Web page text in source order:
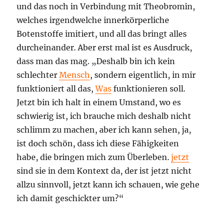
und das noch in Verbindung mit Theobromin,
welches irgendwelche innerkörperliche
Botenstoffe imitiert, und all das bringt alles
durcheinander. Aber erst mal ist es Ausdruck,
dass man das mag. „Deshalb bin ich kein
schlechterMensch, sondern eigentlich, in mir
funktioniert all das,Was funktionieren soll.
Jetzt bin ich halt in einem Umstand, wo es
schwierig ist, ich brauche mich deshalb nicht
schlimm zu machen, aber ich kann sehen, ja,
ist doch schön, dass ich diese Fähigkeiten
habe, die bringen mich zum Überleben.jetzt
sind sie in dem Kontext da, der ist jetzt nicht
allzu sinnvoll, jetzt kann ich schauen, wie gehe
ich damit geschickter um?“